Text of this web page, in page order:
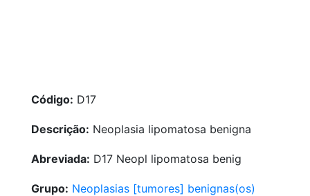
Código: D17
Descrição: Neoplasia lipomatosa benigna
Abreviada: D17 Neopl lipomatosa benig
Grupo: Neoplasias [tumores] benignas(os)